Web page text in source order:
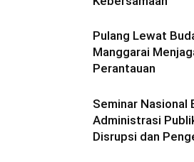
Pulang Lewat
Manggarai
Perantauan
Seminar Nasional
Administrasi
Disrupsi dan